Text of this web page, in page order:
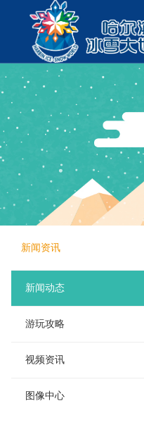
新闻资讯
新闻动态
游玩攻略
视频资讯
图像中心